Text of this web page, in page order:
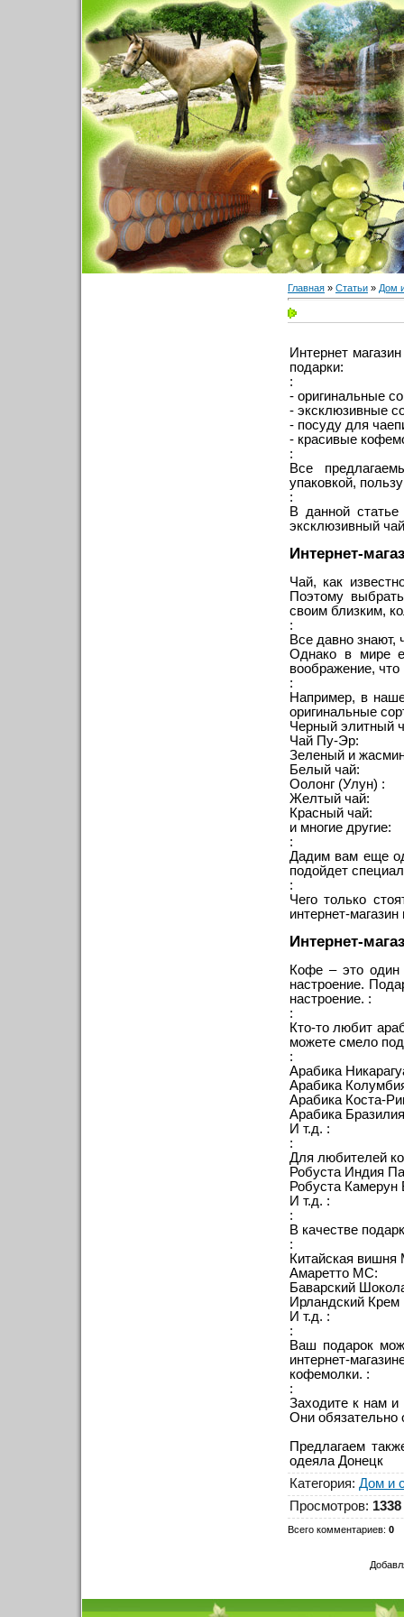
Главная » Статьи » Дом
Интернет
подарки:
:
- оригинальные
- эксклюзивные
- посуду для
- красивые
:
Все
упаковкой,
:
В данной
эксклюзивный
Интернет-
Чай, как
Поэтому
своим близким,
:
Все давно
Однако в мире
воображение,
:
Например, в
оригинальные
Черный элитный
Чай Пу-Эр:
Зеленый и
Белый чай:
Оолонг (Улун) :
Желтый чай:
Красный чай:
и многие другие:
:
Дадим вам еще
подойдет
:
Чего только
интернет-
Интернет-
Кофе – это один
настроение.
настроение. :
:
Кто-то любит
можете смело
:
Арабика
Арабика
Арабика Коста-
Арабика
И т.д. :
:
Для любителей
Робуста Индия
Робуста Камерун
И т.д. :
:
В качестве
:
Китайская вишня
Амаретто MC:
Баварский
Ирландский Крем
И т.д. :
:
Ваш подарок
интернет-
кофемолки. :
:
Заходите к нам и
Они обязательно
Предлагаем
одеяла Донецк
Категория: Дом и
Просмотров: 1338
Всего комментариев: 0